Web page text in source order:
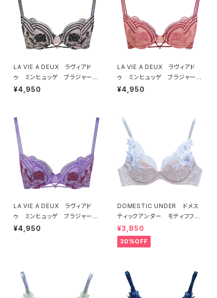
LA VIE A DEUX ラヴィアド
ゥ ミンヒュッゲ ブラジャー
（ブラック）BRA BLACK 2249
¥4,950
LA VIE A DEUX ラヴィアド
ゥ ミンヒュッゲ ブラジャー
（ヒュッゲオレンジ）BRA HYGG
¥4,950
LA VIE A DEUX ラヴィアド
ゥ ミンヒュッゲ ブラジャー
（ライラック）BRA LILAC 2249
¥4,950
DOMESTIC UNDER ドメス
ティックアンダー モティフフル
ール ブラジャー（オフホワイ
ト）D2255
¥3,850
30%OFF